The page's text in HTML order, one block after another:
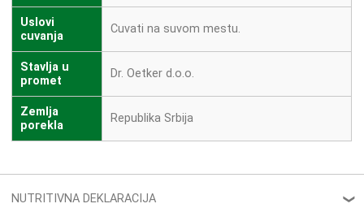
Uslovi
cuvanja
Cuvati na suvom mestu.
Stavlja u
promet
Dr. Oetker d.o.o.
Zemlja
porekla
Republika Srbija
NUTRITIVNA DEKLARACIJA ❮